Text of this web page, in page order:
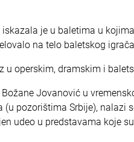
je u baletima u
na telo baletskog
u operskim, dramskim i
Jovanović u
(u pozorištima Srbije),
udeo u predstavama koje